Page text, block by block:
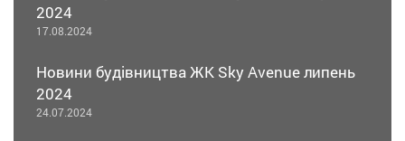
2024
17.08.2024
Новини будівництва ЖК Sky Avenue липень
2024
24.07.2024